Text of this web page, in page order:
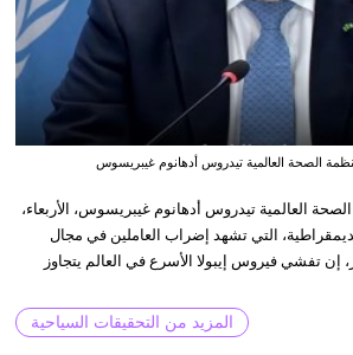
الصحة العالمية تيدروس أدهانوم غيبريسوس
العالمية تيدروس أدهانوم غيبريسوس، الأربعاء،
التي تشهد إضراب العاملين في مجال
تفشي فيروس إيبولا الأسرع في العالم يتجاوز
المزيد من التحقيقات السياحية